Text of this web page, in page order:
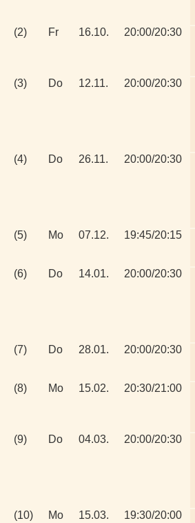
(2) Fr 16.10. 20:00/20:30
(3) Do 12.11. 20:00/20:30
(4) Do 26.11. 20:00/20:30
(5) Mo 07.12. 19:45/20:15
(6) Do 14.01. 20:00/20:30
(7) Do 28.01. 20:00/20:30
(8) Mo 15.02. 20:30/21:00
(9) Do 04.03. 20:00/20:30
(10) Mo 15.03. 19:30/20:00